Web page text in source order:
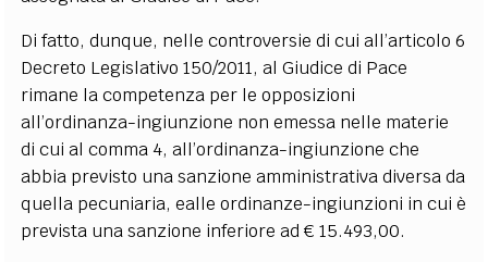
Di fatto, dunque, nelle controversie di cui all’articolo 6
Decreto Legislativo 150/2011, al Giudice di Pace
rimane la competenza per le opposizioni
all’ordinanza-ingiunzione non emessa nelle materie
di cui al comma 4,all’ordinanza-ingiunzione che
abbia previsto una sanzione amministrativa diversa da
quella pecuniaria, ealle ordinanze-ingiunzioni in cui è
prevista una sanzione inferiore ad € 15.493,00.